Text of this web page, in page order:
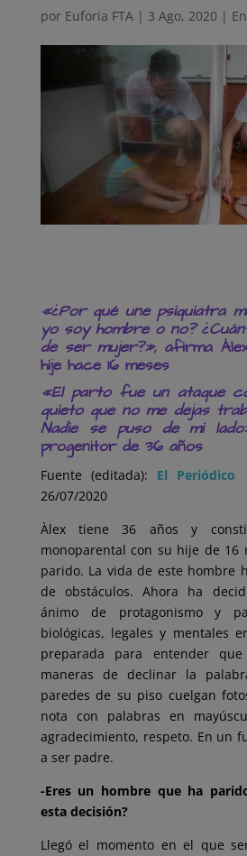
por Euforia FTA| 3 Ago, 2020 |
«¿Por qué une psiquiatra
yo soy hombre o no?
de ser mujer?», afirma
hije hace 16 meses
«El parto fue un ataque
quieto que no me dejas
Nadie se puso de mi
progenitor de 36 años
Fuente (editada): El Periódico
26/07/2020
Àlex tiene 36 años y
monoparental con su hije de 16
parido. La vida de este hombre
de obstáculos. Ahora ha
ánimo de protagonismo y
biológicas, legales y mentales
preparada para entender que
maneras de declinar la
paredes de su piso cuelgan
nota con palabras en
agradecimiento, respeto. En un
a ser padre.
-Eres un hombre que ha
esta decisión?
Llegó el momento en el que